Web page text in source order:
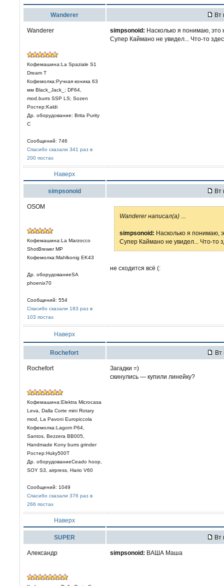
Wanderer Вт
Wanderer
Кофемашина:La Spaziale S1
Dream T
Кофемолка:Ручная коника 63
мм Black_Jack_; DF64,
mod.burrs SSP LS; Sozen
Ростер:Kaldi
Др. оборудование: Brita Purity
C
Сообщений: 746
Спасибо сказали 341 раз в
200 постах
simpsonoid: Насколько я понимаю,
Супер Каймано не увидел... Что-то
Наверх
simpsonoid Вт
OSOM
Кофемашина:La Marzocco
ShotBrewer MP
Кофемолка:Mahlkonig EK43
Др. оборудованиеSA
phoenix70
Сообщений: 554
Спасибо сказали 183 раз в
103 постах
Wanderer написал(а)
simpsonoid: Насколько я понимаю,
Супер Каймано не увидел... Что-то
не сходится всё (:
Наверх
Rochefort Вт
Rochefort
Кофемашина:Elektra Microcasa
Leva, Dalla Corte mini Rotary
mod, La Pavoni Europiccola
Кофемолка:Lagom P64,
Santos, Bezzera BB005,
Handmade Kony burrs grinder
Ростер:Huky500T
Др. оборудованиеCeado hoop,
SOY S3, airpress, Hario V60
Сообщений: 1049
Спасибо сказали 376 раз в
266 постах
Загадки =)
скинулись — купили линейку?
Наверх
SUPER Вт
Александр simpsonoid: ВАША Маша